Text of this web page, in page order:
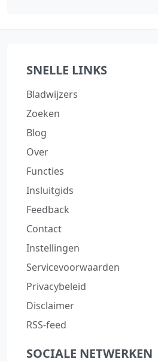
SNELLE LINKS
Bladwijzers
Zoeken
Blog
Over
Functies
Insluitgids
Feedback
Contact
Instellingen
Servicevoorwaarden
Privacybeleid
Disclaimer
RSS-feed
SOCIALE NETWERKEN